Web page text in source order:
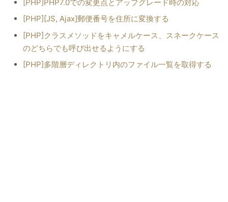
[PHP]PHP7.0での変更点とアップグレード時の対応
[PHP][JS, Ajax]郵便番号を住所に変換する
[PHP]クラスメソッドをキャメルケース、スネークケース
のどちらでも呼び出せるようにする
[PHP]多階層ディレクトリ内のファイル一覧を取得する